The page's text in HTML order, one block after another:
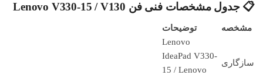
📋 جدول مشخصات فنی فن Lenovo V330-15 / V130
مشخصه توضیحات
سازگاری
Lenovo
IdeaPad V330-
15 / Lenovo